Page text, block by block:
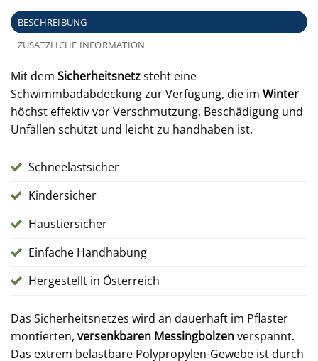
BESCHREIBUNG
ZUSÄTZLICHE INFORMATION
Mit dem Sicherheitsnetzsteht eine
Schwimmbadabdeckung zur Verfügung, die im Winter
höchst effektiv vor Verschmutzung, Beschädigung und
Unfällen schützt und leicht zu handhaben ist.
Schneelastsicher
Kindersicher
Haustiersicher
Einfache Handhabung
Hergestellt in Österreich
Das Sicherheitsnetzes wird an dauerhaft im Pflaster
montierten, versenkbaren Messingbolzenverspannt.
Das extrem belastbare Polypropylen-Gewebe ist durch